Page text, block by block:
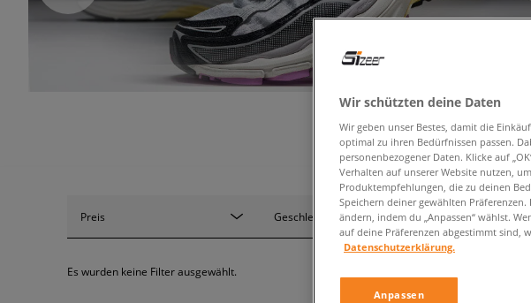
Preis Geschlecht Grösse
Es wurden keine Filter ausgewählt.
Wir schützten deine Daten
Wir geben unser Bestes, damit die
optimal zu ihren Bedürfnissen passen.
personenbezogener Daten. Klicke auf
Verhalten auf unserer Website nutzen,
Produktempfehlungen, die zu deinen
Speichern deiner gewählten
ändern, indem du „Anpassen“ wählst.
auf deine Präferenzen abgestimmt sind,
Datenschutzerklärung.
Anpassen